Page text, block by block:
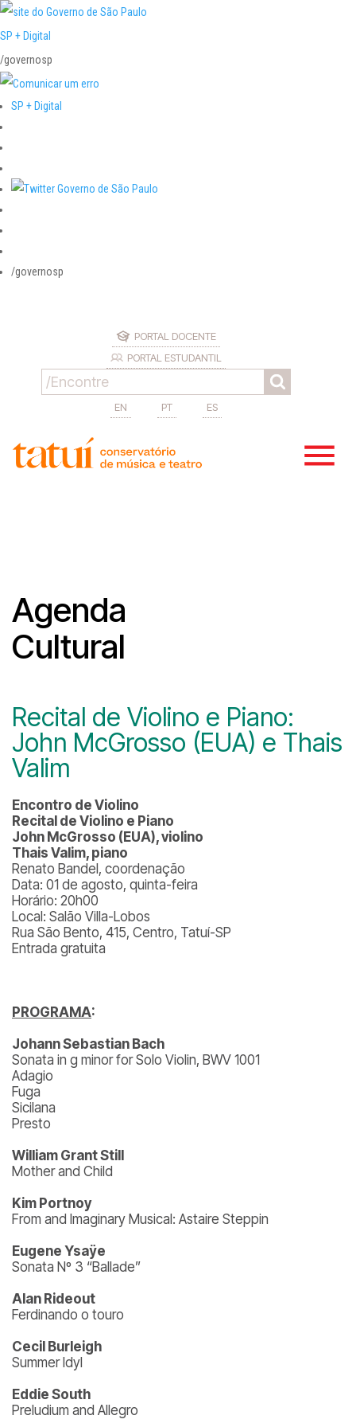
SP + Digital
/governosp
SP + Digital
/governosp
PORTAL DOCENTE
PORTAL ESTUDANTIL
EN PT ES
Agenda
Cultural
Recital de Violino e Piano:
John McGrosso (EUA) e Thais
Valim
Encontro de Violino
Recital de Violino e Piano
John McGrosso (EUA), violino
Thais Valim, piano
Renato Bandel, coordenação
Data: 01 de agosto, quinta-feira
Horário: 20h00
Local: Salão Villa-Lobos
Rua São Bento, 415, Centro, Tatuí-SP
Entrada gratuita
PROGRAMA:
Johann Sebastian Bach
Sonata in g minor for Solo Violin, BWV 1001
Adagio
Fuga
Sicilana
Presto
William Grant Still
Mother and Child
Kim Portnoy
From and Imaginary Musical: Astaire Steppin
Eugene Ysaÿe
Sonata Nº 3 “Ballade”
Alan Rideout
Ferdinando o touro
Cecil Burleigh
Summer Idyl
Eddie South
Preludium and Allegro